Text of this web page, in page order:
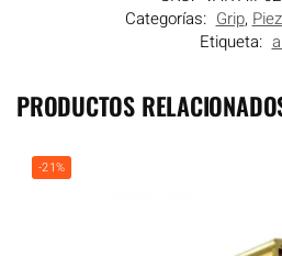
Categorías: Grip,
Etiqueta:
PRODUCTOS
-21%